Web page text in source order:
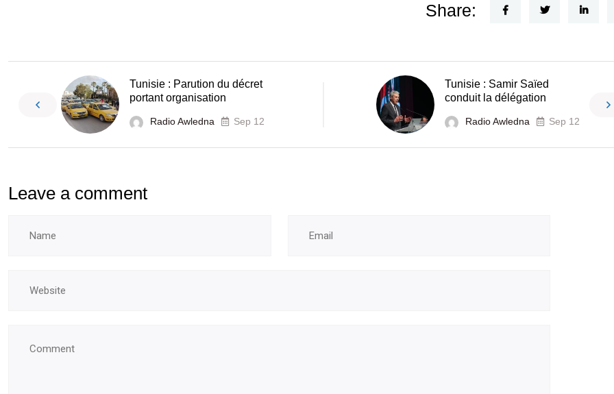
Share:
Tunisie : Parution du décret
portant organisation
Radio Awledna Sep 12
Tunisie : Samir Saïed
conduit la délégation
Radio Awledna Sep 12
Leave a comment